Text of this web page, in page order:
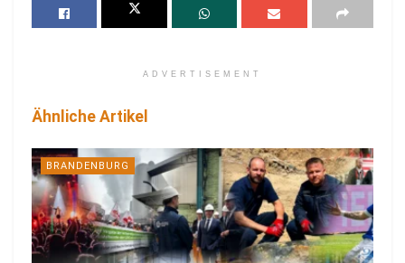
ADVERTISEMENT
Ähnliche Artikel
BRANDENBURG